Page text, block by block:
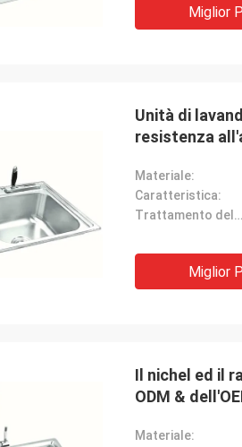
Miglior
Unità di
resistenza
Materiale:
Caratteristica:
Trattamento delle superfici:
Miglior
Il nichel ed il
ODM &
Materiale: